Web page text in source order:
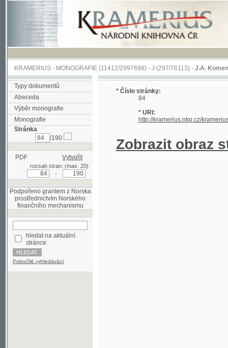
KRAMERIUS-MONOGRAFIE(11412/2997698) -J (297/76113)-J.A. Komenského
Typy dokumentů
Abeceda
Výběr monografie
Monografie
Stránka
/190
PDF Vytvořit
rozsah stran: (max. 20)
Podpořeno grantem z Norska
prostřednictvím Norského
finančního mechanismu
stránce
Pokročilé vyhledávání
* Číslo stránky:
84
* URI:
http://kramerius.nkp.cz/kramerius/